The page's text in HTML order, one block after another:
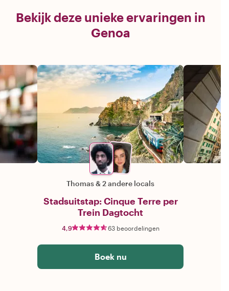
Bekijk deze unieke ervaringen in
Genoa
Thomas&2 andere locals
Stadsuitstap: Cinque Terre per
Trein Dagtocht
4,9 63 beoordelingen
Boek nu